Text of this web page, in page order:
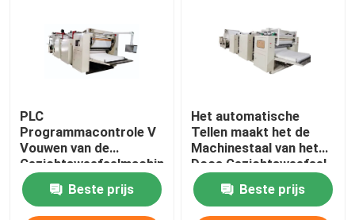
PLC
Programmacontrole V
Vouwen van de
Gezichtsweefselmachine
het Staal aan Staal
maakt 100m/Min in
reliëf
Beste prijs
Het automatische
Tellen maakt het de
Machinestaal van het
Doos Gezichtsweefsel
aan Staal 100m/Min in
reliëf
Beste prijs